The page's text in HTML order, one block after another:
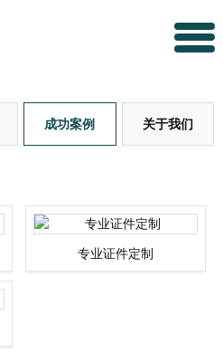
成功案例 关于我们
专业证件定制